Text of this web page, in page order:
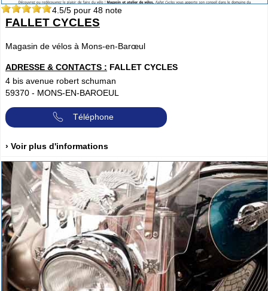
4.5/5 pour 48 note
FALLET CYCLES
Magasin de vélos à Mons-en-Barœul
ADRESSE & CONTACTS : FALLET CYCLES
4 bis avenue robert schuman
59370 - MONS-EN-BAROEUL
Téléphone
› Voir plus d'informations